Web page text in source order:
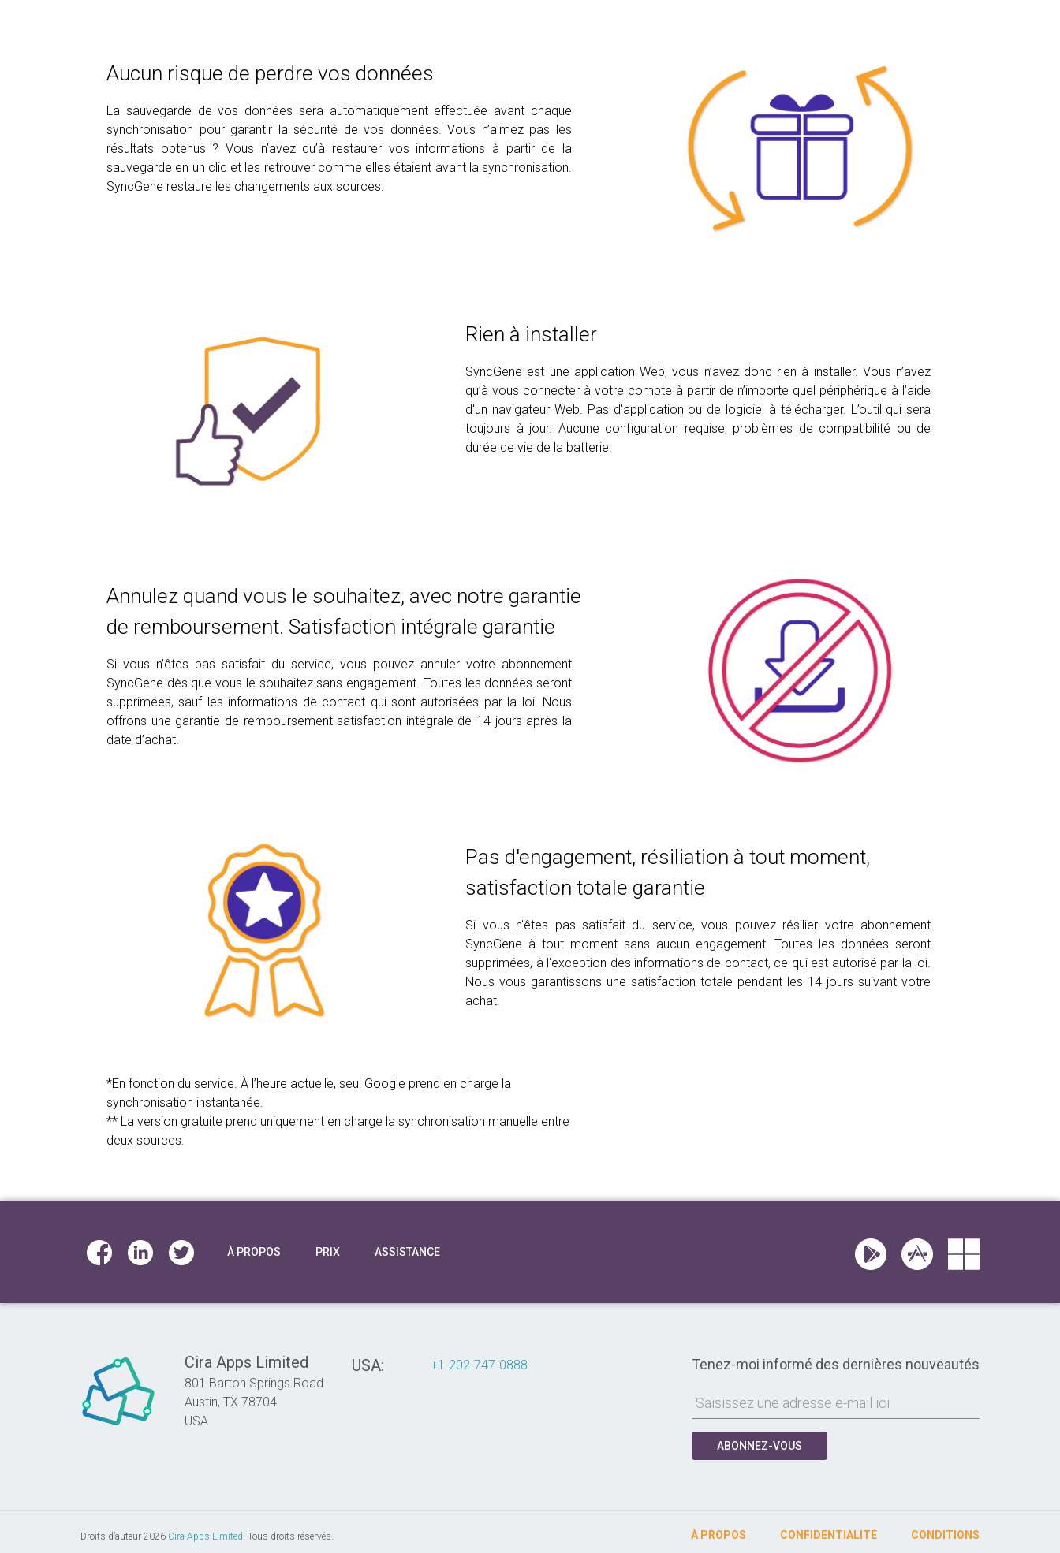
Aucun risque de perdre vos données
La sauvegarde de vos données sera automatiquement effectuée avant chaque
synchronisation pour garantir la sécurité de vos données. Vous n’aimez pas les
résultats obtenus ? Vous n’avez qu’à restaurer vos informations à partir de la
sauvegarde en un clic et les retrouver comme elles étaient avant la synchronisation.
SyncGene restaure les changements aux sources.
Rien à installer
SyncGene est une application Web, vous n’avez donc rien à installer. Vous n’avez
qu’à vous connecter à votre compte à partir de n’importe quel périphérique à l’aide
d'un navigateur Web. Pas d'application ou de logiciel à télécharger. L’outil qui sera
toujours à jour. Aucune configuration requise, problèmes de compatibilité ou de
durée de vie de la batterie.
Annulez quand vous le souhaitez, avec notre garantie
de remboursement. Satisfaction intégrale garantie
Si vous n’êtes pas satisfait du service, vous pouvez annuler votre abonnement
SyncGene dès que vous le souhaitez sans engagement. Toutes les données seront
supprimées, sauf les informations de contact qui sont autorisées par la loi. Nous
offrons une garantie de remboursement satisfaction intégrale de 14 jours après la
date d’achat.
Pas d'engagement, résiliation à tout moment,
satisfaction totale garantie
Si vous n'êtes pas satisfait du service, vous pouvez résilier votre abonnement
SyncGene à tout moment sans aucun engagement. Toutes les données seront
supprimées, à l'exception des informations de contact, ce qui est autorisé par la loi.
Nous vous garantissons une satisfaction totale pendant les 14 jours suivant votre
achat.
*En fonction du service. À l’heure actuelle, seul Google prend en charge la
synchronisation instantanée.
** La version gratuite prend uniquement en charge la synchronisation manuelle entre
deux sources.
À PROPOS PRIX ASSISTANCE
Cira Apps Limited
801 Barton Springs Road
Austin, TX 78704
USA
USA: +1-202-747-0888 Tenez-moi informé des dernières nouveautés
ABONNEZ-VOUS
À PROPOS CONFIDENTIALITÉ CONDITIONS
Droits d’auteur 2026 Cira Apps Limited. Tous droits réservés.